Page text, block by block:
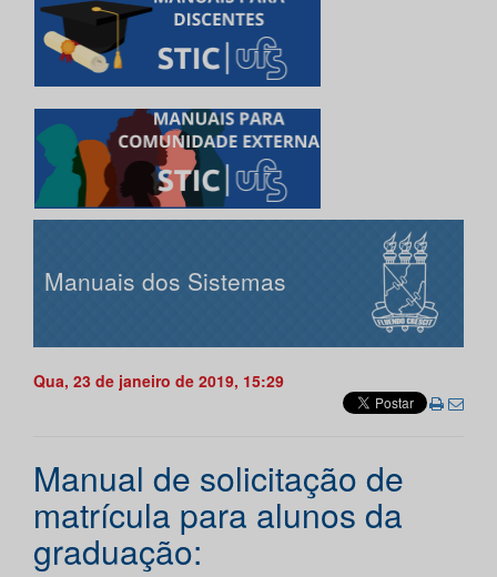
Manuais dos Sistemas
Qua, 23 de janeiro de 2019, 15:29
Manual de solicitação de
matrícula para alunos da
graduação: